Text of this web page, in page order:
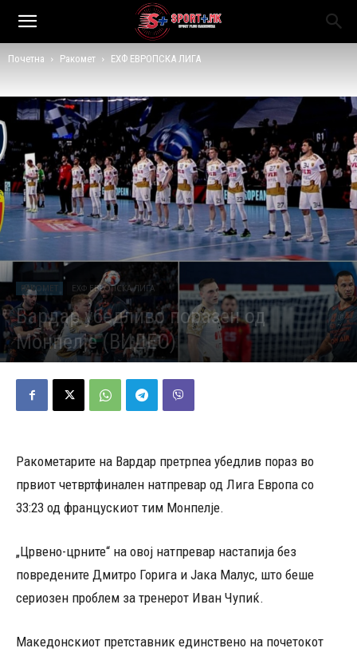
Почетна Ракомет ЕХФ ЕВРОПСКА ЛИГА
РАКОМЕТ ЕХФ ЕВРОПСКА ЛИГА
Вардар убедливо поразен од
Монпелје (ВИДЕО)
Објавено од ДД - 28/04/2026 574
Ракометарите на Вардар претрпеа убедлив пораз во
првиот четвртфинален натпревар од Лига Европа со
33:23 од францускиот тим Монпелје.
„Црвено-црните“ на овој натпревар настапија без
повредените Дмитро Горига и Јака Малус, што беше
сериозен проблем за тренерот Иван Чупиќ.
Македонскиот претставник единствено на почетокот